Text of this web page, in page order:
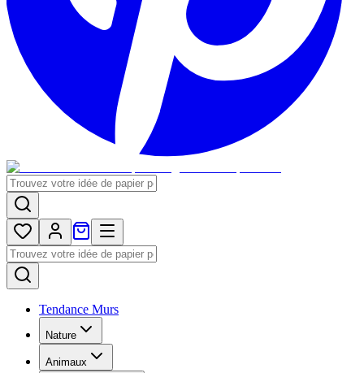
Tendance Murs
Nature
Animaux